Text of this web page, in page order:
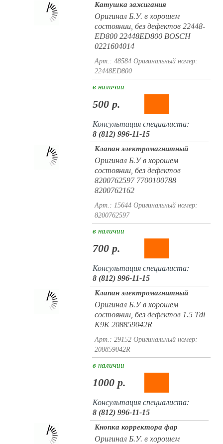
Катушка зажигания
Оригинал Б.У. в хорошем
состоянии, без дефектов 22448-
ED800 22448ED800 BOSCH
0221604014
Арт.: 48584 Оригинальный номер:
22448ED800
в наличии
500 р.
Консультация специалиста:
8 (812) 996-11-15
Клапан электромагнитный
Оригинал Б.У в хорошем
состоянии, без дефектов
8200762597 7700100788
8200762162
Арт.: 15644 Оригинальный номер:
8200762597
в наличии
700 р.
Консультация специалиста:
8 (812) 996-11-15
Клапан электромагнитный
Оригинал Б.У в хорошем
состоянии, без дефектов 1.5 Tdi
K9K 208859042R
Арт.: 29152 Оригинальный номер:
208859042R
в наличии
1000 р.
Консультация специалиста:
8 (812) 996-11-15
Кнопка корректора фар
Оригинал Б.У. в хорошем